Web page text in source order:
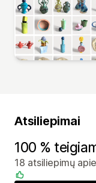
Atsiliepimai
100 %
18 atsiliepimų